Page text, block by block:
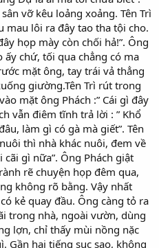
vỡ kêu loảng xoảng. Tên Trì
mau lôi ra đây tao tha tội cho.
họp mày còn chối hả!”. Ông
ấy chứ, tối qua chẳng có ma
mặt ông, tay trái vả thẳng
giường.Tên Trì rút trong
mặt ông Phách :” Cái gì đây
vẫn điêm tĩnh trả lời : ” Khổ
làm gì có gà mà giết”. Tên
thì nhà khác nuôi, đem về
gì nữa”. Ông Phách giật
rẽ chuyện họp đêm qua,
không rõ bằng. Vậy nhất
kẻ quay đầu. Ông càng tỏ ra
trong nhà, ngoài vườn, dùng
lợn, chỉ thấy mùi nồng nặc
Gần hai tiếng sục sạo, không